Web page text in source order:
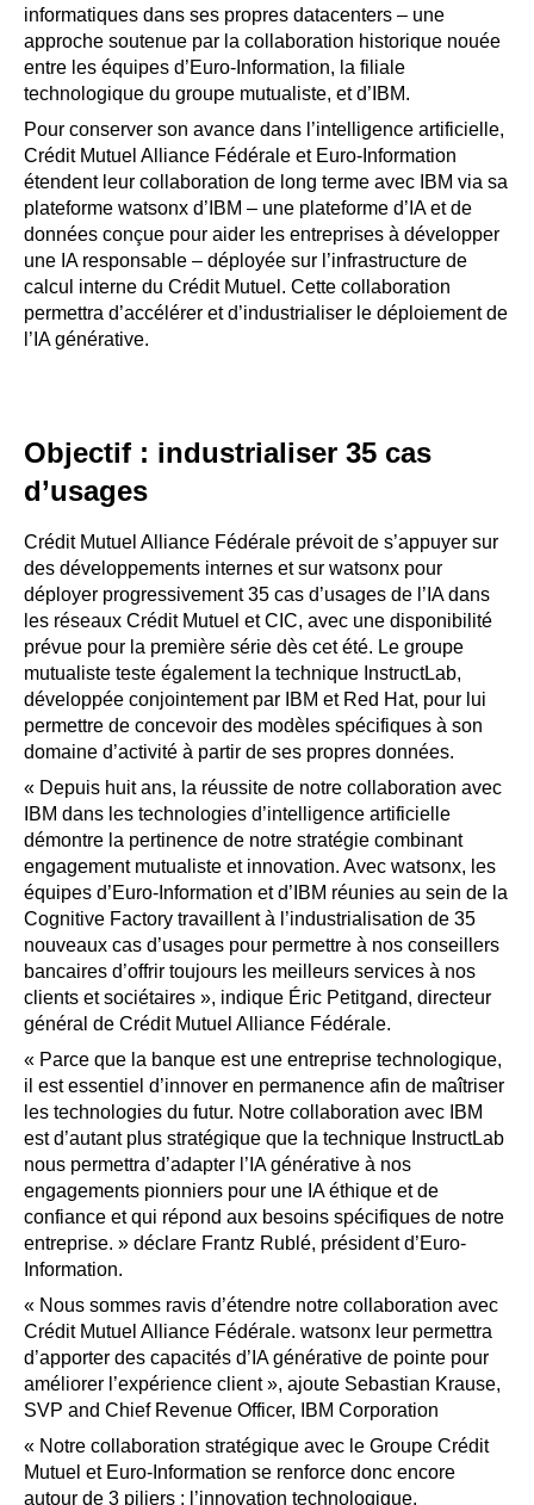
informatiques dans ses propres datacenters – une
approche soutenue par la collaboration historique nouée
entre les équipes d’Euro-Information, la filiale
technologique du groupe mutualiste, et d’IBM.
Pour conserver son avance dans l’intelligence artificielle,
Crédit Mutuel Alliance Fédérale et Euro-Information
étendent leur collaboration de long terme avec IBM via sa
plateforme watsonx d’IBM – une plateforme d’IA et de
données conçue pour aider les entreprises à développer
une IA responsable – déployée sur l’infrastructure de
calcul interne du Crédit Mutuel. Cette collaboration
permettra d’accélérer et d’industrialiser le déploiement de
l’IA générative.
Objectif : industrialiser 35 cas
d’usages
Crédit Mutuel Alliance Fédérale prévoit de s’appuyer sur
des développements internes et sur watsonx pour
déployer progressivement 35 cas d’usages de l’IA dans
les réseaux Crédit Mutuel et CIC, avec une disponibilité
prévue pour la première série dès cet été. Le groupe
mutualiste teste également la technique InstructLab,
développée conjointement par IBM et Red Hat, pour lui
permettre de concevoir des modèles spécifiques à son
domaine d’activité à partir de ses propres données.
« Depuis huit ans, la réussite de notre collaboration avec
IBM dans les technologies d’intelligence artificielle
démontre la pertinence de notre stratégie combinant
engagement mutualiste et innovation. Avec watsonx, les
équipes d’Euro-Information et d’IBM réunies au sein de la
Cognitive Factory travaillent à l’industrialisation de 35
nouveaux cas d’usages pour permettre à nos conseillers
bancaires d’offrir toujours les meilleurs services à nos
clients et sociétaires », indique Éric Petitgand, directeur
général de Crédit Mutuel Alliance Fédérale.
« Parce que la banque est une entreprise technologique,
il est essentiel d’innover en permanence afin de maîtriser
les technologies du futur. Notre collaboration avec IBM
est d’autant plus stratégique que la technique InstructLab
nous permettra d’adapter l’IA générative à nos
engagements pionniers pour une IA éthique et de
confiance et qui répond aux besoins spécifiques de notre
entreprise. » déclare Frantz Rublé, président d’Euro-
Information.
« Nous sommes ravis d’étendre notre collaboration avec
Crédit Mutuel Alliance Fédérale. watsonx leur permettra
d’apporter des capacités d’IA générative de pointe pour
améliorer l’expérience client », ajoute Sebastian Krause,
SVP and Chief Revenue Officer, IBM Corporation
« Notre collaboration stratégique avec le Groupe Crédit
Mutuel et Euro-Information se renforce donc encore
autour de 3 piliers : l’innovation technologique,